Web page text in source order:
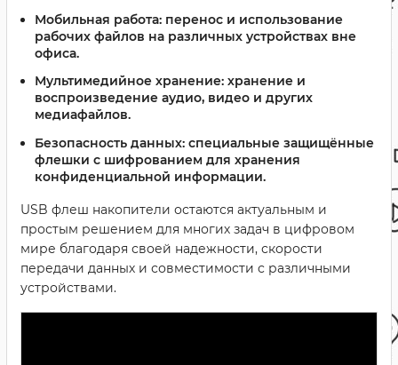
Мобильная работа: перенос и использование
рабочих файлов на различных устройствах вне
офиса.
Мультимедийное хранение: хранение и
воспроизведение аудио, видео и других
медиафайлов.
Безопасность данных: специальные защищённые
флешки с шифрованием для хранения
конфиденциальной информации.
USB флеш накопители остаются актуальным и
простым решением для многих задач в цифровом
мире благодаря своей надежности, скорости
передачи данных и совместимости с различными
устройствами.